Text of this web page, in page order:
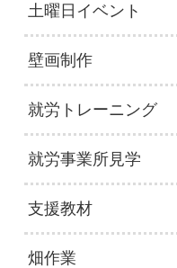
土曜日イベント
壁画制作
就労トレーニング
就労事業所見学
支援教材
畑作業